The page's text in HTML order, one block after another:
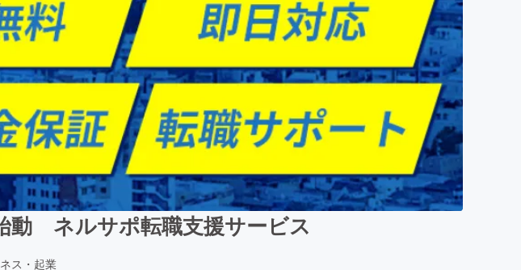
動 ネルサポ転職支援サービス
ス・起業